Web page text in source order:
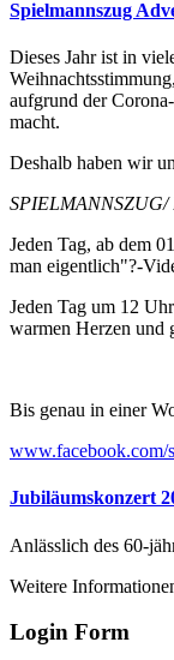
Spielmannszug
Dieses Jahr ist in
aufgrund der
macht.
Deshalb haben wir
Jeden Tag, ab dem
man eigentlich"?-
Jeden Tag um 12
warmen Herzen und
Bis genau in einer
www.facebook.com/
Jubiläumskonzert
Anlässlich des 60-
Weitere
Login Form